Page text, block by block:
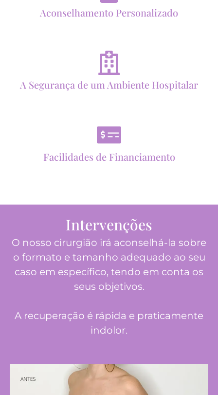
Aconselhamento Personalizado
A Segurança de um Ambiente Hospitalar
Facilidades de Financiamento
Intervenções
O nosso cirurgião irá aconselhá-la sobre
o formato e tamanho adequado ao seu
caso em específico, tendo em conta os
seus objetivos.
A recuperação é rápida e praticamente
indolor.